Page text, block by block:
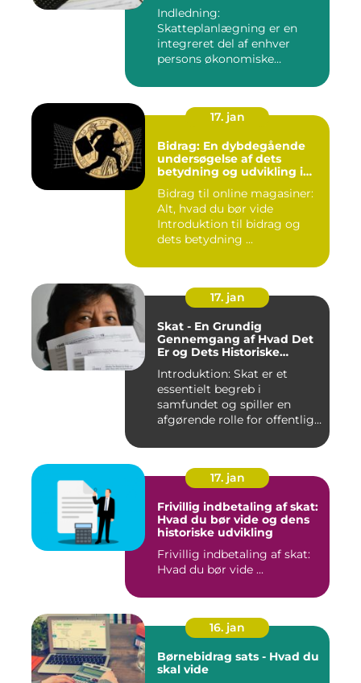
Indledning:
Skatteplanlægning er en
integreret del af enhver
persons økonomiske
17. jan
Bidrag: En dybdegående
undersøgelse af dets
betydning og udvikling i
Bidrag til online magasiner:
Alt, hvad du bør vide
Introduktion til bidrag og
dets betydning ...
17. jan
Skat - En Grundig
Gennemgang af Hvad Det
Er og Dets Historiske
Introduktion: Skat er et
essentielt begreb i
samfundet og spiller en
afgørende rolle for offentlige
17. jan
Frivillig indbetaling af skat:
Hvad du bør vide og dens
historiske udvikling
Frivillig indbetaling af skat:
Hvad du bør vide ...
16. jan
Børnebidrag sats - Hvad du
skal vide